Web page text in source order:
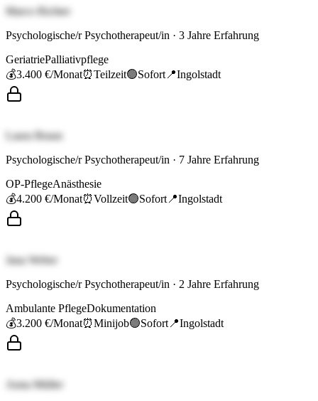
Marco Richter
Psychologische/r Psychotherapeut/in · 3 Jahre Erfahrung
GeriatriePalliativpflege
💰3.400 €/Monat⏰Teilzeit🟢Sofort 📍Ingolstadt
Laura Braun
Psychologische/r Psychotherapeut/in · 7 Jahre Erfahrung
OP-PflegeAnästhesie
💰4.200 €/Monat⏰Vollzeit🟢Sofort 📍Ingolstadt
Jana Weber
Psychologische/r Psychotherapeut/in · 2 Jahre Erfahrung
Ambulante PflegeDokumentation
💰3.200 €/Monat⏰Minijob🟢Sofort 📍Ingolstadt
Anna Müller